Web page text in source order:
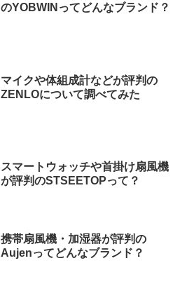
のYOBWINってどんなブランド？
マイクや体組成計などが評判の
ZENLOについて調べてみた
スマートウォッチや首掛け扇風機
が評判のSTSEETOPって？
携帯扇風機・加湿器が評判の
Aujenってどんなブランド？